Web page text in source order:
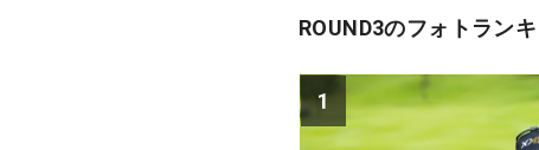
ROUND3のフォトラン
1